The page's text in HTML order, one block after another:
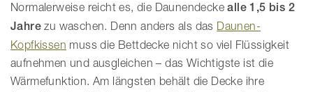
Normalerweise reicht es, die Daunendeckealle 1,5 bis 2
Jahre zu waschen. Denn anders als das Daunen-
Kopfkissen muss die Bettdecke nicht so viel Flüssigkeit
aufnehmen und ausgleichen – das Wichtigste ist die
Wärmefunktion. Am längsten behält die Decke ihre